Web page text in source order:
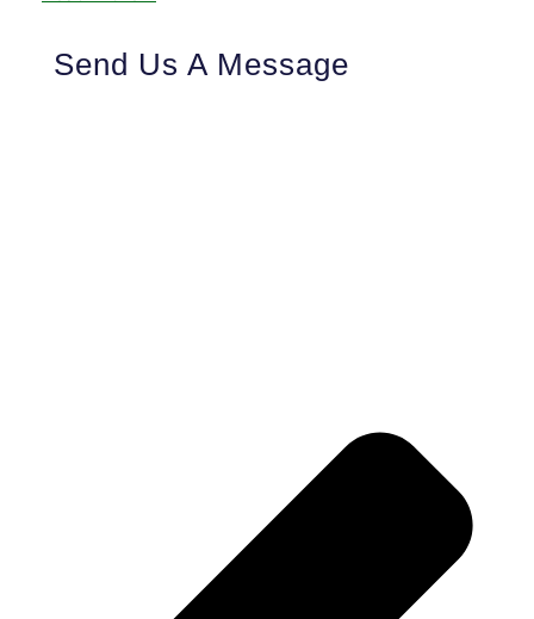
Send Us A Message